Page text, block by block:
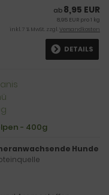
ab 8,95 EUR
8,95 EUR pro 1 kg
inkl. 7 % MwSt. zzgl.Versandkosten
DETAILS
- 400g
Hunde